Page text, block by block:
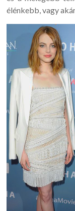
élénkebb, vagy